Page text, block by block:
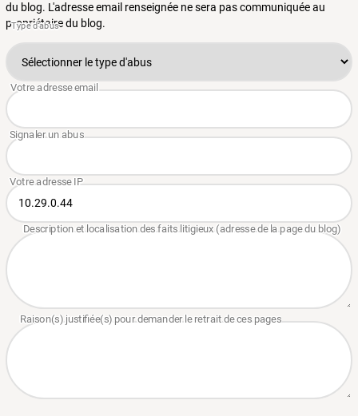
du blog. L'adresse email renseignée ne sera pas communiquée au
propriétaire du blog.